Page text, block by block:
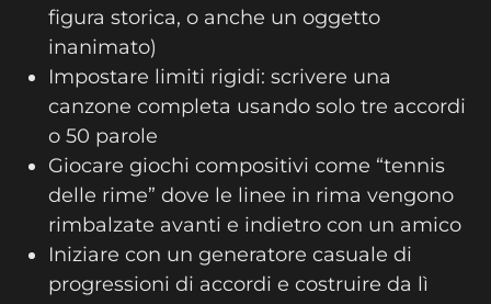
figura storica, o anche un oggetto
inanimato)
Impostare limiti rigidi: scrivere una
canzone completa usando solo tre accordi
o 50 parole
Giocare giochi compositivi come “tennis
delle rime” dove le linee in rima vengono
rimbalzate avanti e indietro con un amico
Iniziare con un generatore casuale di
progressioni di accordi e costruire da lì